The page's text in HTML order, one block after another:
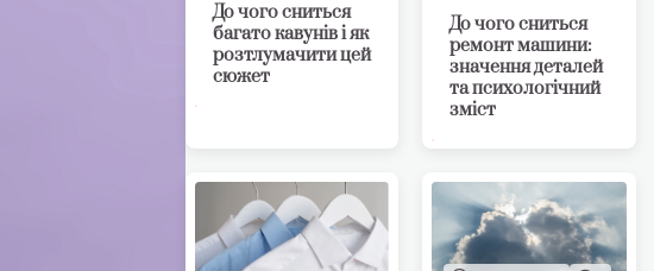
До чого сниться
багато кавунів і як
розтлумачити цей
сюжет
До чого сниться
ремонт машини:
значення деталей
та психологічний
зміст